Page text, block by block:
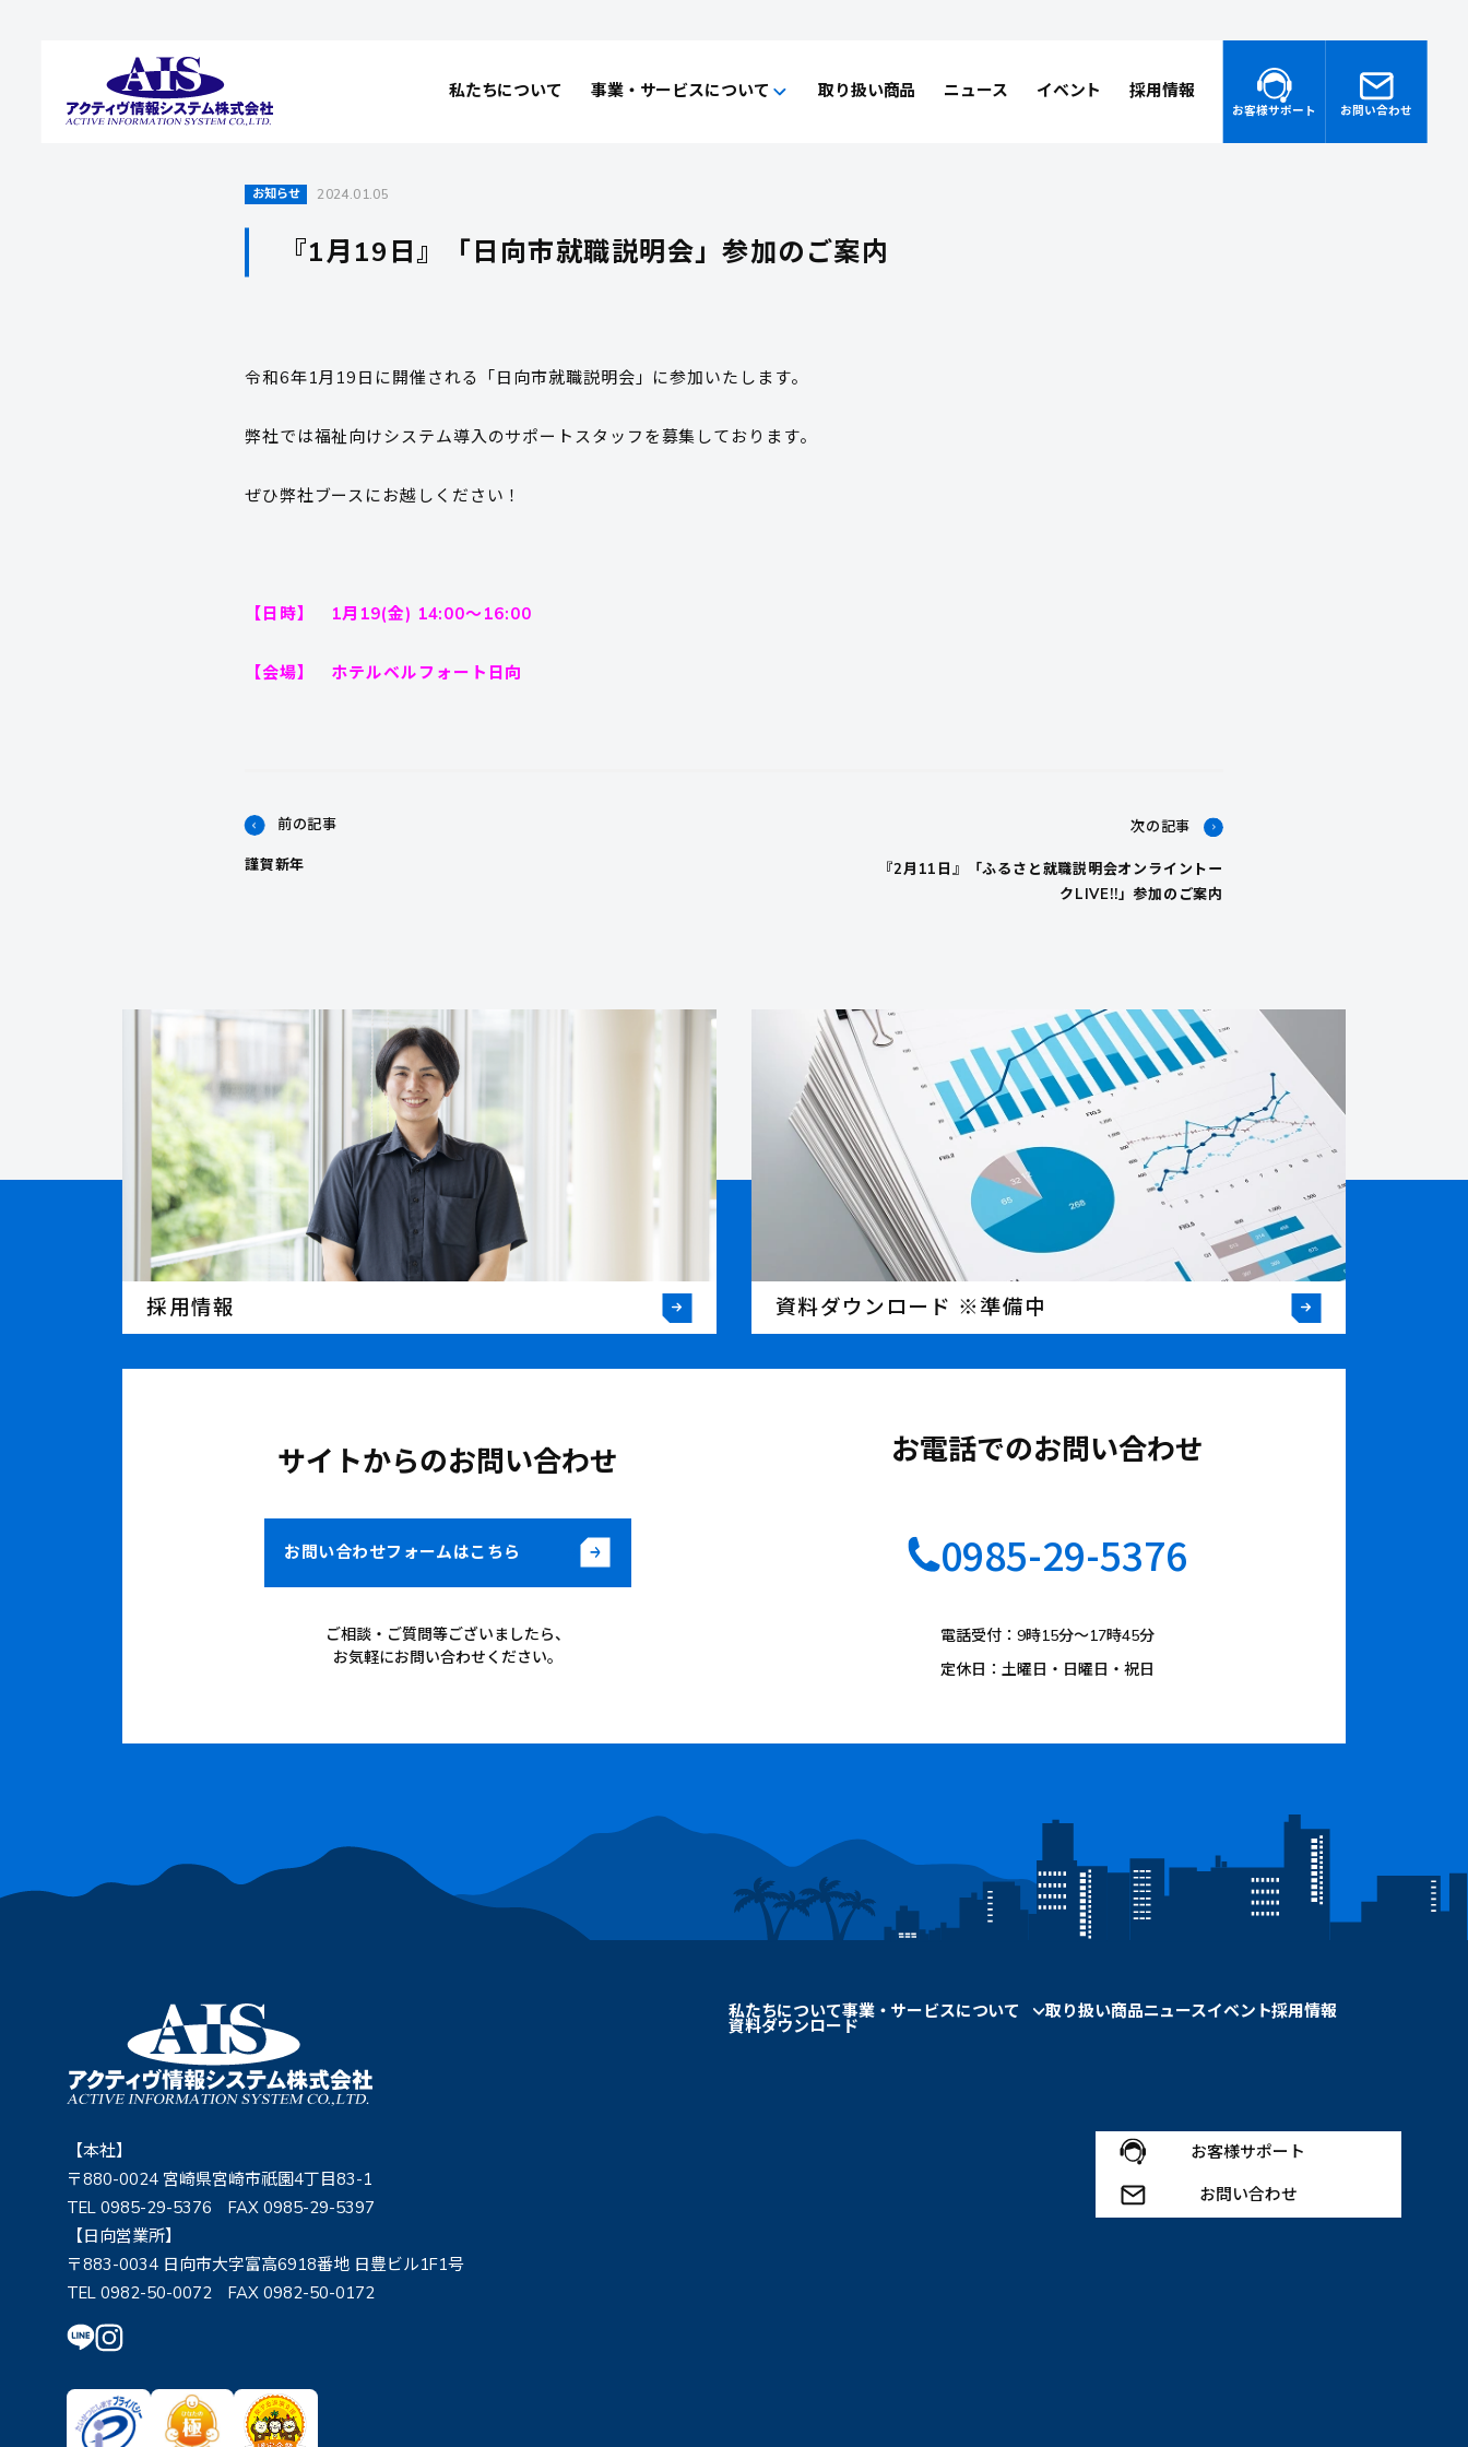
私たちについて 事業・サービスについて
外国人の人材紹介
取り扱い商品 ニュース イベント 採用情報
お客様サポート お問い合わせ
お知らせ 2024.01.05
『1月19日』「日向市就職説明会」参加のご案内
令和6年1月19日に開催される「日向市就職説明会」に参加いたします。
弊社では福祉向けシステム導入のサポートスタッフを募集しております。
ぜひ弊社ブースにお越しください！
【日時】 1月19(金) 14:00～16:00
【会場】 ホテルベルフォート日向
前の記事
謹賀新年
次の記事
『2月11日』「ふるさと就職説明会オンライントー
クLIVE!!」参加のご案内
採用情報 資料ダウンロード ※準備中
サイトからのお問い合わせ
お問い合わせフォームはこちら
ご相談・ご質問等ございましたら、
お気軽にお問い合わせください。
お電話でのお問い合わせ
0985-29-5376
電話受付：9時15分〜17時45分
定休日：土曜日・日曜日・祝日
【本社】
〒880-0024 宮崎県宮崎市祇園4丁目83-1
TEL 0985-29-5376 FAX 0985-29-5397
【日向営業所】
〒883-0034 日向市大字富高6918番地 日豊ビル1F1号
TEL 0982-50-0072 FAX 0982-50-0172
私たちについて事業・サービスについて 取り扱い商品ニュースイベント採用情報
資料ダウンロード
お客様サポート
お問い合わせ